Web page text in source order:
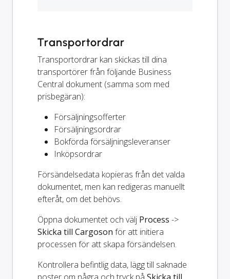
Transportordrar
Transportordrar kan skickas till dina
transportörer från följande Business
Central dokument (samma som med
prisbegäran):
Försäljningsofferter
Försäljningsordrar
Bokförda försäljningsleveranser
Inköpsordrar
Försändelsedata kopieras från det valda
dokumentet, men kan redigeras manuellt
efteråt, om det behövs.
Öppna dokumentet och välj Process ->
Skicka till Cargoson för att initiera
processen för att skapa försändelsen.
Kontrollera befintlig data, lägg till saknade